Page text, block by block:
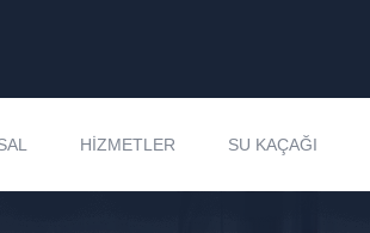
HIZMETLER SU KAÇAĞI